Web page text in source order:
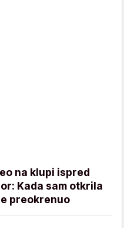
na klupi ispred
Kada sam otkrila
preokrenuo